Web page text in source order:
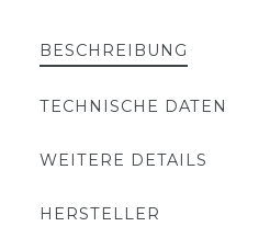
BESCHREIBUNG
TECHNISCHE DATEN
WEITERE DETAILS
HERSTELLER